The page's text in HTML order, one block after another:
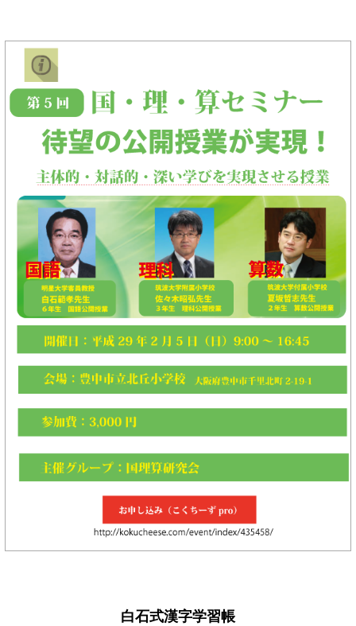
白石式漢字学習帳